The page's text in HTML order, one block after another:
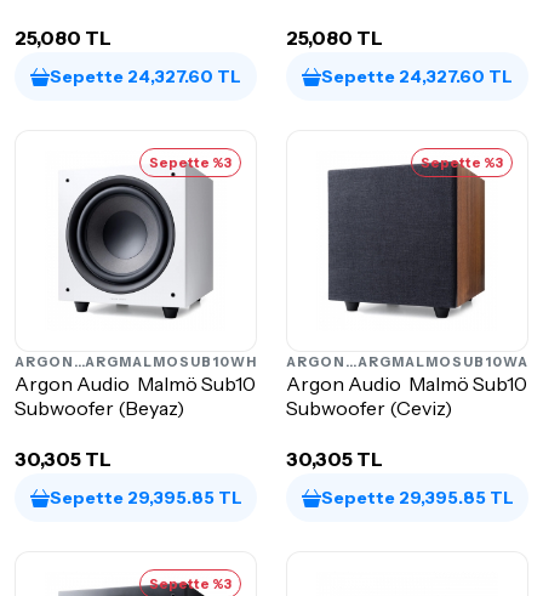
25,080 TL
Sepette 24,327.60 TL
25,080 TL
Sepette 24,327.60 TL
Sepette %3
ARGON AUDIOARGMALMOSUB10WH
Argon Audio Malmö Sub10
Subwoofer (Beyaz)
30,305 TL
Sepette 29,395.85 TL
Sepette %3
ARGON AUDIOARGMALMOSUB10WA
Argon Audio Malmö Sub10
Subwoofer (Ceviz)
30,305 TL
Sepette 29,395.85 TL
Sepette %3